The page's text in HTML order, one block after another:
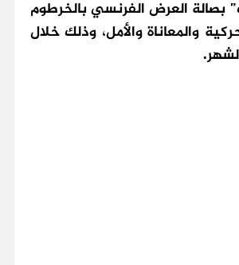
بصالة العرض الفرنسي بالخرطوم
والمعاناة والأمل، وذلك خلال